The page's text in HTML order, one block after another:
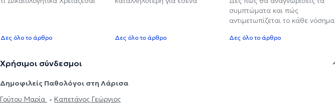
Δες όλο το άρθρο Δες όλο το άρθρο
συμπτώματα και πώς
αντιμετωπίζεται το κάθε νόσημα
Δες όλο το άρθρο
Χρήσιμοι σύνδεσμοι
Δημοφιλείς Παθολόγοι στη Λάρισα
Γούτου Μαρία
Καπετάνος Γεώργιος